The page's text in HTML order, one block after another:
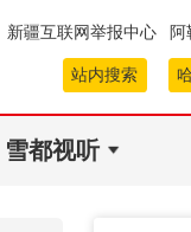
新疆互联网举报中心 阿
站内搜索
雪都视听